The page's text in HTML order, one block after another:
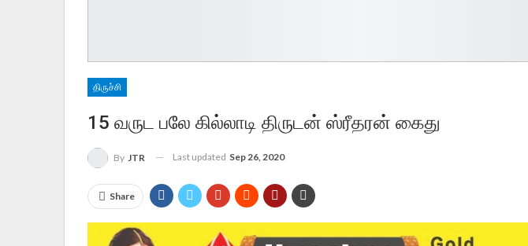
திருச்சி
15 வருட பலே கில்லாடி திருடன் ஸ்ரீதரன் கைது
By JTR Last updated Sep 26, 2020
Share